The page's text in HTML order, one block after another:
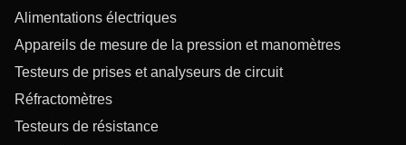
Alimentations électriques
Appareils de mesure de la pression et manomètres
Testeurs de prises et analyseurs de circuit
Réfractomètres
Testeurs de résistance